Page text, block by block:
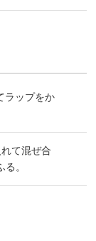
ラップをか
て混ぜ合
。